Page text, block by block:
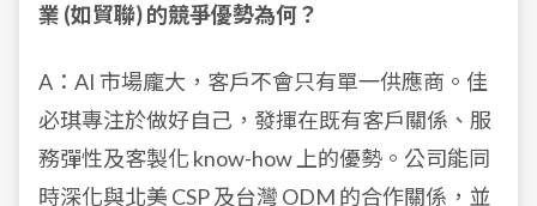
業 (如貿聯) 的競爭優勢為何？
A：AI 市場龐大，客戶不會只有單一供應商。佳
必琪專注於做好自己，發揮在既有客戶關係、服
務彈性及客製化 know-how 上的優勢。公司能同
時深化與北美 CSP 及台灣 ODM 的合作關係，並